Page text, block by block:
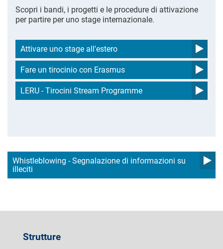
Scopri i bandi, i progetti e le procedure di attivazione
per partire per uno stage internazionale.
Attivare uno stage all'estero
Fare un tirocinio con Erasmus
LERU - Tirocini Stream Programme
Whistleblowing - Segnalazione di informazioni su
illeciti
Strutture